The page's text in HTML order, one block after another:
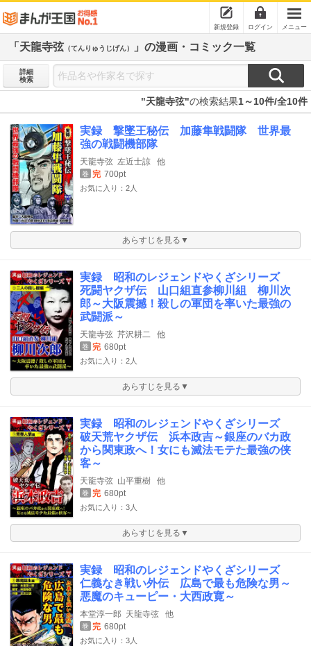
新規登録 ログイン メニュー
「天龍寺弦 （てんりゅうじげん） 」の漫画・コミック一覧
詳細
検索
"天龍寺弦"の検索結果1～10件/全10件
実録 撃墜王秘伝 加藤隼戦闘隊 世界最
強の戦闘機部隊
天龍寺弦 左近士諒 他
巻 完 700pt
お気に入り：2人
あらすじを見る▼
実録 昭和のレジェンドやくざシリーズ
死闘ヤクザ伝 山口組直参柳川組 柳川次
郎～大阪震撼！殺しの軍団を率いた最強の
武闘派～
天龍寺弦 芹沢耕二 他
巻 完 680pt
お気に入り：2人
あらすじを見る▼
実録 昭和のレジェンドやくざシリーズ
破天荒ヤクザ伝 浜本政吉～銀座のバカ政
から関東政へ！女にも滅法モテた最強の侠
客～
天龍寺弦 山平重樹 他
巻 完 680pt
お気に入り：3人
あらすじを見る▼
実録 昭和のレジェンドやくざシリーズ
仁義なき戦い外伝 広島で最も危険な男～
悪魔のキューピー・大西政寛～
本堂淳一郎 天龍寺弦 他
巻 完 680pt
お気に入り：3人